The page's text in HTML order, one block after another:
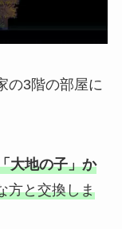
の3階の部屋に
大地の子」か
方と交換しま